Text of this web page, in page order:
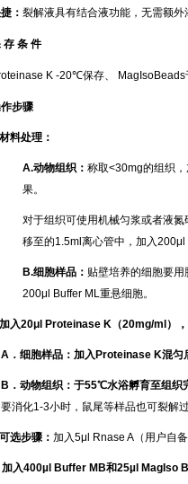
： 裂解液具有结合液功能，无需额外
存 条 件
K -20℃保存、 MagIsoBeads
步骤
材料处理：
A.动物组织： 称取<30mg的组织
果。
对于组织可使用机械匀浆或者液
移至的1.5ml离心管中，加入200μl
B.细胞样品： 贴壁培养的细胞要
200μl Buffer ML重悬细胞。
加入20μl Proteinase K （20mg/ml ）
A．细胞样品：加入 Proteinase K混匀
B ．动物组织：于55℃水浴孵育至组织
要消化1-3小时，鼠尾等样品也可裂解过
可选步骤： 加入5μl Rnase A（用户自
加入400µl Buffer MB和25µl MagIso